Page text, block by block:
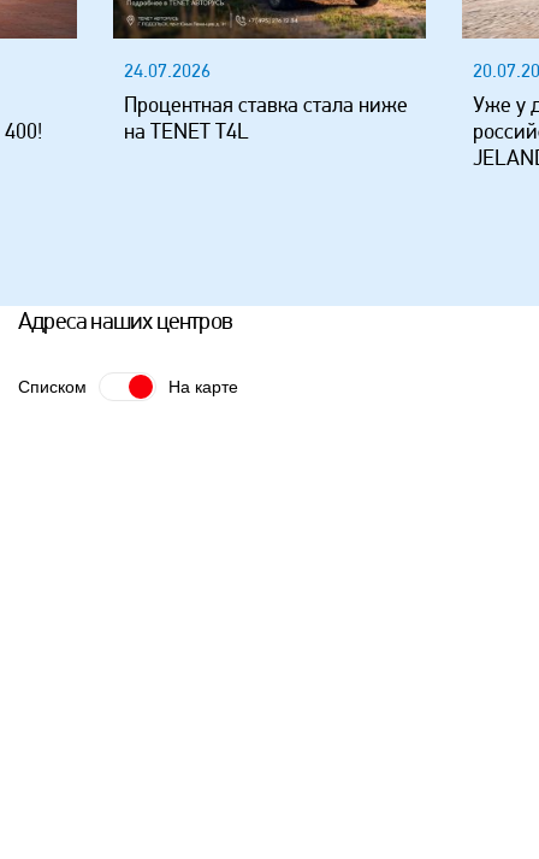
24.07.2026
Процентная ставка стала ниже
на TENET T4L
Уже у
Адреса наших центров
Списком На карте